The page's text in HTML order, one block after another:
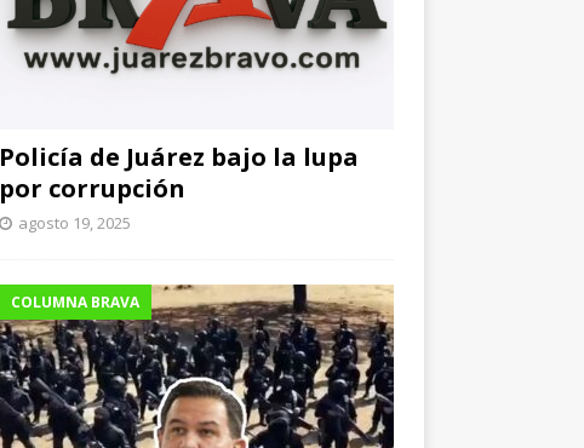
Policía de Juárez bajo la lupa
por corrupción
agosto 19, 2025
COLUMNA BRAVA